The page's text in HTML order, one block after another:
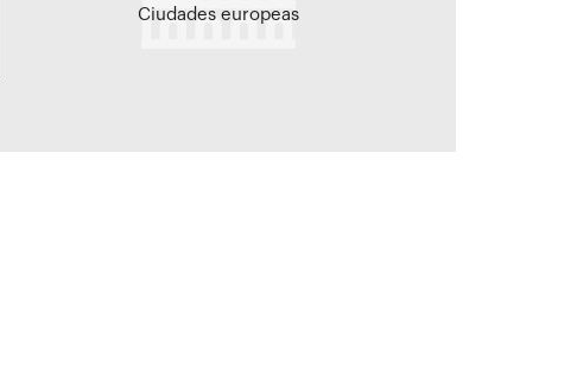
Ciudades europeas